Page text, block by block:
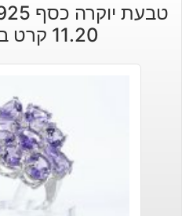
11.20 קרט במידה: 6.25